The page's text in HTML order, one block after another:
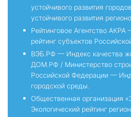
устойчивого развития
устойчивого развития
Рейтинговое Агентство АКРА
рейтинг субъектов
ВЭБ.РФ — Индекс качества
ДОМ.РФ / Министерство
Российской Федерации —
городской среды.
Общественная организация
Экологический рейтинг